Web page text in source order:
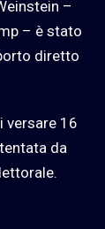
–
– è stato
diretto
versare 16
da